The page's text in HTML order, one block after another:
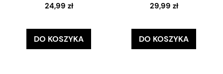
24,99 zł
DO KOSZYKA
29,99 zł
DO KOSZYKA